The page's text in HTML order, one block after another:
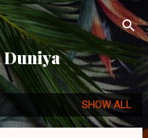
content
SHOW ALL